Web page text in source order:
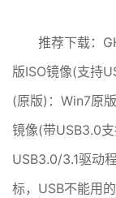
推荐下载：
版ISO镜像(支持
(原版)：Win7原
镜像(带USB3.0
USB3.0/3.1驱动
标，USB不能用